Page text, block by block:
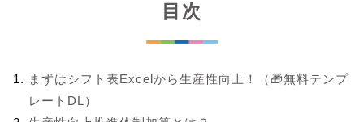
目次
まずはシフト表Excelから生産性向上！（🎁無料テンプ
レートDL）